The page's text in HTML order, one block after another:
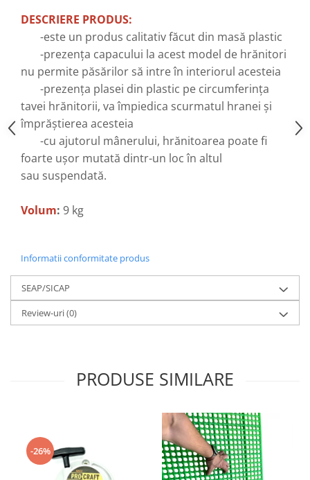
Freze pentru zapada
Instalatii sanitare
Chiuvete
Intretinere
Masini de maturat si accesorii
Masini de tuns iarba
Motocoase
Accesorii motocositoare
Accesorii pentru masini de tuns
Masini de tuns iarba/gazon
Mobilier pentru gradina
Mori de macinat cereale
Pompe de apa
Motopompe
Pompe de apa de suprafata
Sisteme de irigat si stropit
Timp liber
Aspiratoare
Compresoare aer
Echipamente industriale de
brichetare / peletizare
Echipamente pentru protectia
muncii
Generatoare
Pistoale de lipit
DESCRIERE PRODUS:
-este un produs calitativ făcut din masă plastic
-prezența capacului la acest model de hrănitori
nu permite păsărilor să intre în interiorul acesteia
-prezența plasei din plastic pe circumferința
tavei hrănitorii, va împiedica scurmatul hranei și
împrăștierea acesteia
-cu ajutorul mânerului, hrănitoarea poate fi
foarte ușor mutată dintr-un loc în altul
sau suspendată.
Volum: 9 kg
Informatii conformitate produs
SEAP/SICAP
Review-uri(0)
PRODUSE SIMILARE
-26%